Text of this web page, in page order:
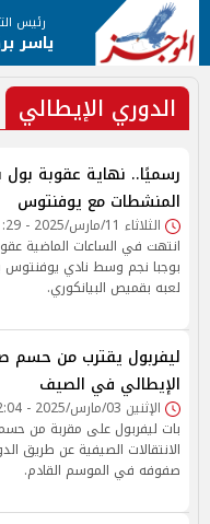
رئيس
ياسر
الدوري الإيطالي
رسميًا.. نهاية عقوبة بول
المنشطات مع يوفنتوس
الثلاثاء 11/مارس/2025 - 01:29 م
انتهت في الساعات الماضية
بوجبا نجم وسط نادي يوفنتوس
لعبه بقميص البيانكوري.
ليفربول يقترب من حسم
الإيطالي في الصيف
الإثنين 03/مارس/2025 - 12:04 م
بات ليفربول على مقربة من
الانتقالات الصيفية عن طريق
صفوفه في الموسم القادم.